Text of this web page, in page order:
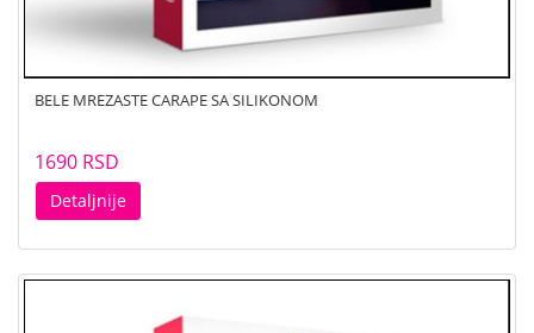
BELE MREZASTE CARAPE SA SILIKONOM
1690 RSD
Detaljnije